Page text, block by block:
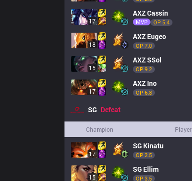
17
AXZCassin
MVP OP 5.4
18
AXZ Eugeo
OP 7.0
15
AXZSSol
OP 9.2
17
AXZ Ino
OP 6.8
SG Defeat
Champion Player
17
SG Kinatu
OP 2.5
15
SG Ellim
OP 3.5